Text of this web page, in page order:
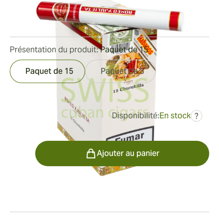
Bague de jauge:47 Longueur:
0Commentaires
était 322,66 €
Disponibilité:En stock ?
Présentation du produit:Paquet de 15
Paquet de 15 Paquet de 3
Ajouter au panier